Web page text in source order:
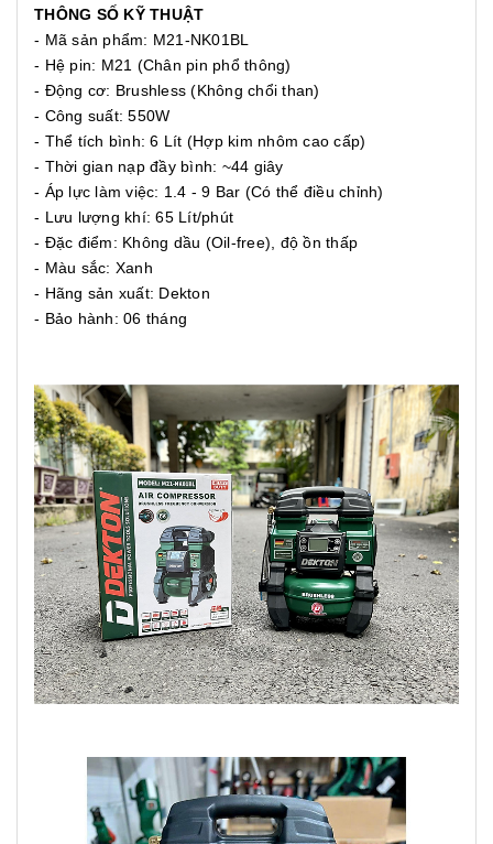
THÔNG SỐ KỸ THUẬT
- Mã sản phẩm: M21-NK01BL
- Hệ pin: M21 (Chân pin phổ thông)
- Động cơ: Brushless (Không chổi than)
- Công suất: 550W
- Thể tích bình: 6 Lít (Hợp kim nhôm cao cấp)
- Thời gian nạp đầy bình: ~44 giây
- Áp lực làm việc: 1.4 - 9 Bar (Có thể điều chỉnh)
- Lưu lượng khí: 65 Lít/phút
- Đặc điểm: Không dầu (Oil-free), độ ồn thấp
- Màu sắc: Xanh
- Hãng sản xuất: Dekton
- Bảo hành: 06 tháng